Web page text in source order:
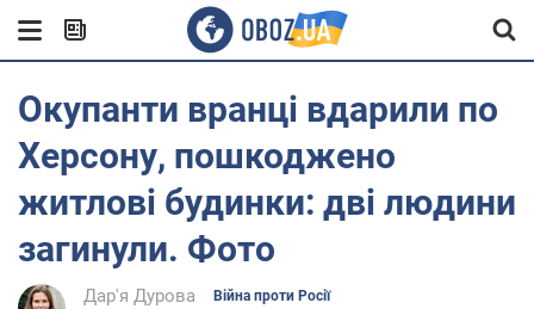
Окупанти вранці вдарили по
Херсону, пошкоджено
житлові будинки: дві людини
загинули. Фото
Дар'я Дурова Війна проти Росії